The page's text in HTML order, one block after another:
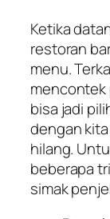
Ketika
restoran
menu.
mencontek
bisa jadi
dengan
hilang.
beberapa
simak